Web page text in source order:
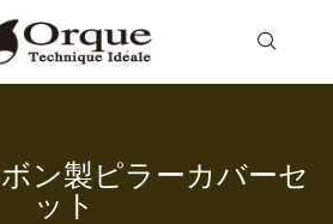
ン製ピラーカバーセ
ット